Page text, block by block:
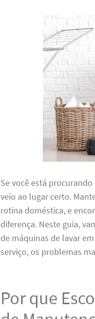
Se você está
veio ao lugar certo.
rotina doméstica, e
diferença. Neste guia,
de máquinas de lavar
serviço, os problemas
Por que